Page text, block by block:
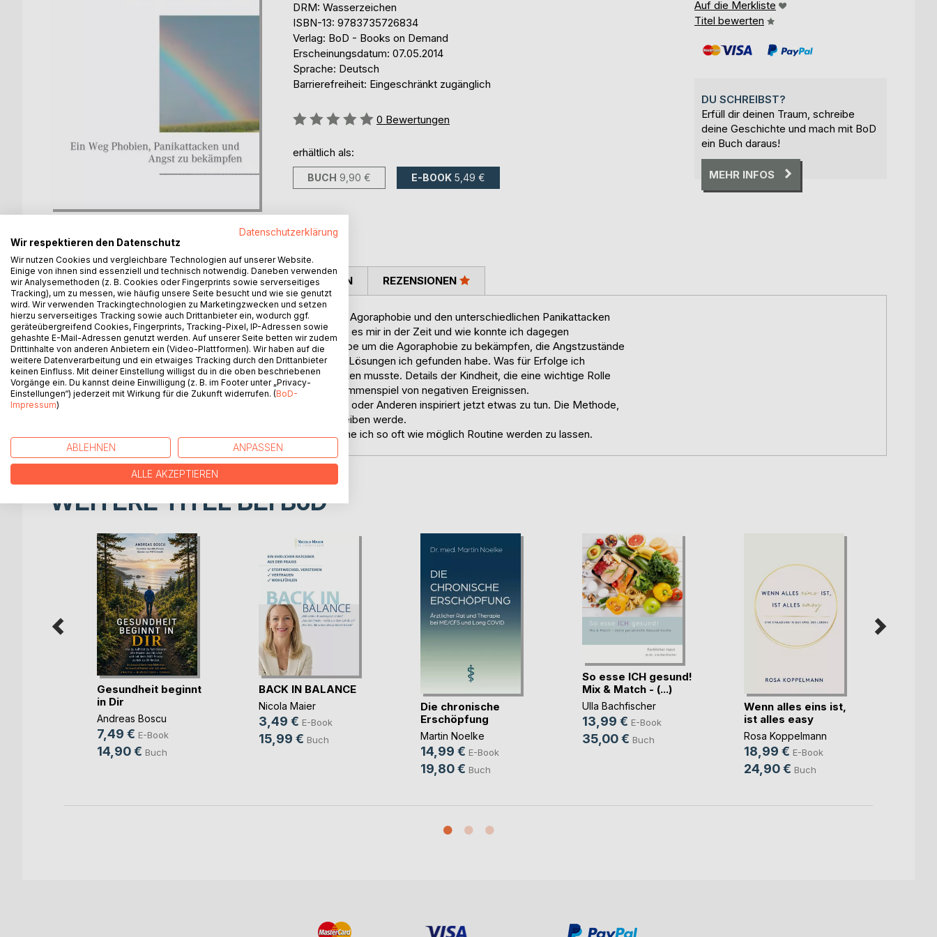
DRM: Wasserzeichen
ISBN-13: 9783735726834
Verlag: BoD - Books on Demand
Erscheinungsdatum: 07.05.2014
Sprache: Deutsch
Barrierefreiheit: Eingeschränkt zugänglich
Bewertung::
0 Bewertungen
erhältlich als:
BUCH 9,90 € E-BOOK 5,49 €
Auf die Merkliste
Titel bewerten
DU SCHREIBST?
Erfüll dir deinen Traum, schreibe
deine Geschichte und mach mit BoD
ein Buch daraus!
MEHR INFOS
BESCHREIBUNG
Meine Lebenssituation der letzten Jahre, wie ich mit einer Agoraphobie und den unterschiedlichen Panikattacken
umging. Wie kam es zu der Phobie, der Auslöser, wie ging es mir in der Zeit und wie konnte ich dagegen
ankämpfen. Sämtliche Versuche, die ich unternommen habe um die Agoraphobie zu bekämpfen, die Angstzustände
und Einschränkungen, die ich in der Zeit hatte und welche Lösungen ich gefunden habe. Was für Erfolge ich
verzeichnen konnte und welche Rückschläge ich einstecken musste. Details der Kindheit, die eine wichtige Rolle
spielten und Ursache, die gefunden wurde. Alles ein Zusammenspiel von negativen Ereignissen.
Es ist ein Ratgeber für Betroffene, ein Weg, der den Einen oder Anderen inspiriert jetzt etwas zu tun. Die Methode,
die mir sehr geholfen hat, die ich auch ausführlich beschreiben werde.
Viele Jahre hatte ich zu kämpfen jedes Alltägliche versuche ich so oft wie möglich Routine werden zu lassen.
AUTOR/IN PRESSESTIMMEN REZENSIONEN
WEITERE TITEL BEIBoD
Gesundheit beginnt
in Dir
Andreas Boscu
7,49 € E-Book
14,90 € Buch
BACK IN BALANCE
Nicola Maier
3,49 € E-Book
15,99 € Buch
Die chronische
Erschöpfung
Martin Noelke
14,99 € E-Book
19,80 € Buch
So esse ICH gesund!
Mix & Match - (...)
Ulla Bachfischer
13,99 € E-Book
35,00 € Buch
Wenn alles eins ist,
ist alles easy
Rosa Koppelmann
18,99 € E-Book
24,90 € Buch
Datenschutzerklärung
Wir respektieren den Datenschutz
Wir nutzen Cookies und vergleichbare Technologien auf unserer Website.
Einige von ihnen sind essenziell und technisch notwendig. Daneben verwenden
wir Analysemethoden (z. B. Cookies oder Fingerprints sowie serverseitiges
Tracking), um zu messen, wie häufig unsere Seite besucht und wie sie genutzt
wird. Wir verwenden Trackingtechnologien zu Marketingzwecken und setzen
hierzu serverseitiges Tracking sowie auch Drittanbieter ein, wodurch ggf.
geräteübergreifend Cookies, Fingerprints, Tracking-Pixel, IP-Adressen sowie
gehashte E-Mail-Adressen genutzt werden. Auf unserer Seite betten wir zudem
Drittinhalte von anderen Anbietern ein (Video-Plattformen). Wir haben auf die
weitere Datenverarbeitung und ein etwaiges Tracking durch den Drittanbieter
keinen Einfluss. Mit deiner Einstellung willigst du in die oben beschriebenen
Vorgänge ein. Du kannst deine Einwilligung (z. B. im Footer unter „Privacy-
Einstellungen“) jederzeit mit Wirkung für die Zukunft widerrufen. (BoD-
Impressum)
ABLEHNEN ANPASSEN
ALLE AKZEPTIEREN